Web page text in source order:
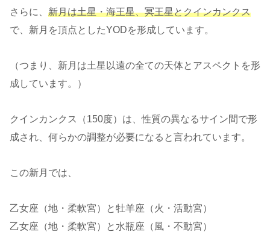
さらに、 新月は土星・海王星、冥王星とクインカンクス
で、新月を頂点としたYODを形成しています。
（つまり、新月は土星以遠の全ての天体とアスペクトを形
成しています。）
クインカンクス（150度）は、性質の異なるサイン間で形
成され、何らかの調整が必要になると言われています。
この新月では、
乙女座（地・柔軟宮）と牡羊座（火・活動宮）
乙女座（地・柔軟宮）と水瓶座（風・不動宮）